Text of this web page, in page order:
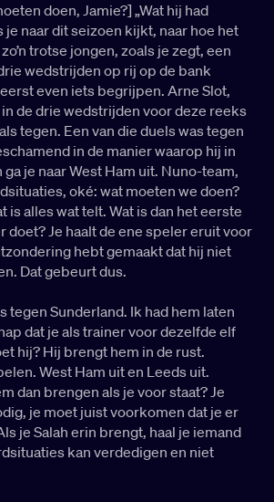
doen, Jamie?] „Wat hij had
je naar dit seizoen kijkt, naar hoe het
trotse jongen, zoals je zegt, een
wedstrijden op rij op de bank
even iets begrijpen. Arne Slot,
in de drie wedstrijden voor deze reeks
tegen. Een van die duels was tegen
in de manier waarop hij in
ga je naar West Ham uit. Nuno-team,
oké: wat moeten we doen?
is alles wat telt. Wat is dan het eerste
doet? Je haalt de ene speler eruit voor
hebt gemaakt dat hij niet
Dat gebeurt dus.
tegen Sunderland. Ik had hem laten
dat je als trainer voor dezelfde elf
hij? Hij brengt hem in de rust.
West Ham uit en Leeds uit.
dan brengen als je voor staat? Je
je moet juist voorkomen dat je er
je Salah erin brengt, haal je iemand
kan verdedigen en niet